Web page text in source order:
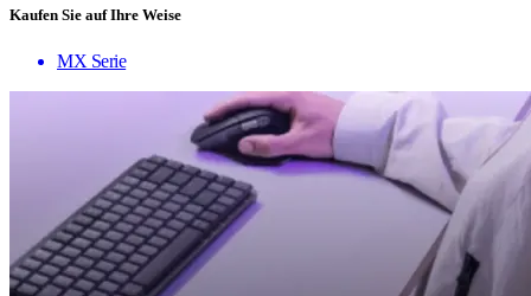
Kaufen Sie auf Ihre Weise
MX Serie